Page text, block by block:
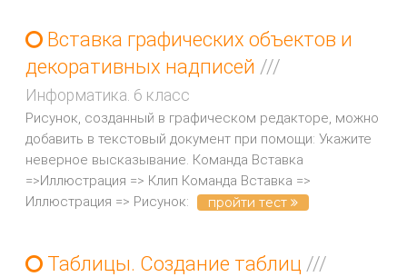
Вставка графических объектов и
декоративных надписей ///
Информатика. 6 класс
Рисунок, созданный в графическом редакторе, можно
добавить в текстовый документ при помощи: Укажите
неверное высказывание. Команда Вставка
=>Иллюстрация => Клип Команда Вставка =>
Иллюстрация => Рисунок:
пройти тест
Таблицы. Создание таблиц ///